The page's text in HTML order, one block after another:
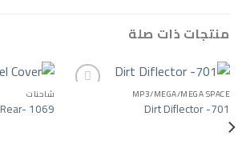
صلة
MP3/
Dirt
Wheel Cover Rear- 1069